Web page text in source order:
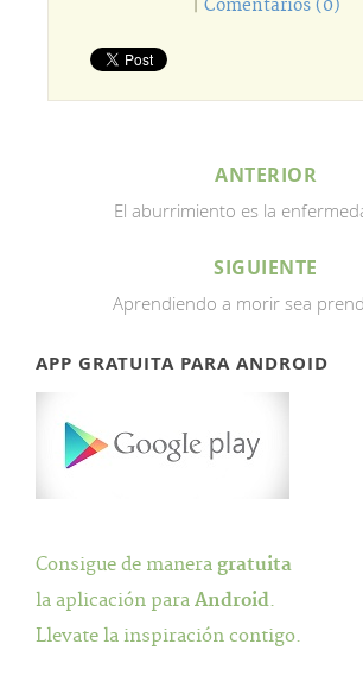
Comentarios (0)
ANTERIOR
El aburrimiento es la
SIGUIENTE
Aprendiendo a morir sea
APP GRATUITA PARA ANDROID
Consigue de manera gratuita
la aplicación para Android.
Llevate la inspiración contigo.